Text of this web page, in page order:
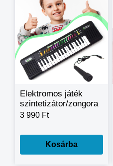
Elektromos játék
szintetizátor/zongora
32 billentyűvel,
hangokkal
3 990 Ft
Kosárba